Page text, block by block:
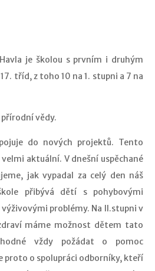
je školou s prvním i druhým
tříd, z toho 10 na 1. stupni a 7 na
přírodní vědy.
do nových projektů. Tento
aktuální. V dnešní uspěchané
jak vypadal za celý den náš
přibývá dětí s pohybovými
problémy. Na II.stupni v
máme možnost dětem tato
vždy požádat o pomoc
proto o spolupráci odborníky, kteří